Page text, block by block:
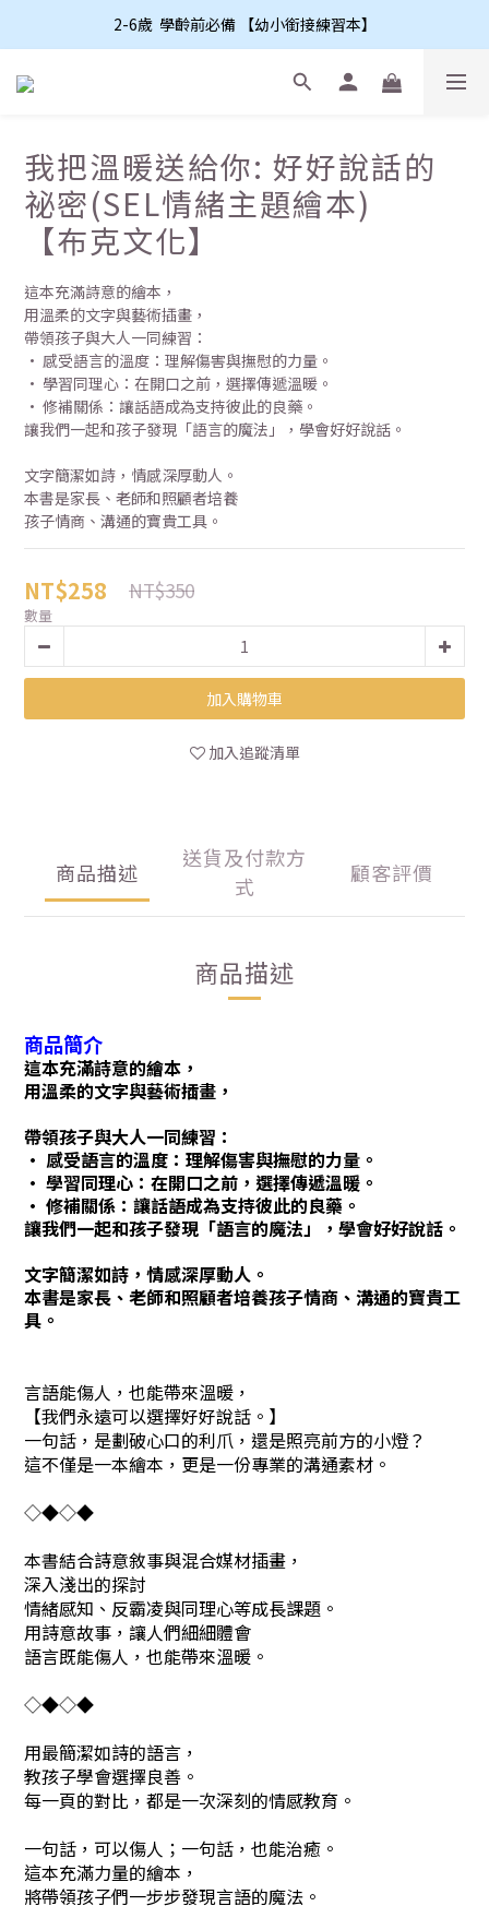
2-6歲  學齡前必備 【幼小銜接練習本】
我把溫暖送給你: 好好說話的
祕密(SEL情緒主題繪本)
【布克文化】
這本充滿詩意的繪本，
用溫柔的文字與藝術插畫，
帶領孩子與大人一同練習：
• 感受語言的溫度：理解傷害與撫慰的力量。
• 學習同理心：在開口之前，選擇傳遞溫暖。
• 修補關係：讓話語成為支持彼此的良藥。
讓我們一起和孩子發現「語言的魔法」，學會好好說話。
文字簡潔如詩，情感深厚動人。
本書是家長、老師和照顧者培養
孩子情商、溝通的寶貴工具。
NT$258 NT$350
數量
加入購物車
加入追蹤清單
商品描述
送貨及付款方
式
顧客評價
商品描述
商品簡介
這本充滿詩意的繪本，
用溫柔的文字與藝術插畫，
帶領孩子與大人一同練習：
• 感受語言的溫度：理解傷害與撫慰的力量。
• 學習同理心：在開口之前，選擇傳遞溫暖。
• 修補關係：讓話語成為支持彼此的良藥。
讓我們一起和孩子發現「語言的魔法」，學會好好說話。
文字簡潔如詩，情感深厚動人。
本書是家長、老師和照顧者培養孩子情商、溝通的寶貴工
具。
言語能傷人，也能帶來溫暖，
【我們永遠可以選擇好好說話。】
一句話，是劃破心口的利爪，還是照亮前方的小燈？
這不僅是一本繪本，更是一份專業的溝通素材。
◇◆◇◆
本書結合詩意敘事與混合媒材插畫，
深入淺出的探討
情緒感知、反霸凌與同理心等成長課題。
用詩意故事，讓人們細細體會
語言既能傷人，也能帶來溫暖。
◇◆◇◆
用最簡潔如詩的語言，
教孩子學會選擇良善。
每一頁的對比，都是一次深刻的情感教育。
一句話，可以傷人；一句話，也能治癒。
這本充滿力量的繪本，
將帶領孩子們一步步發現言語的魔法。